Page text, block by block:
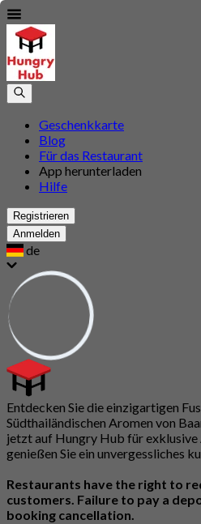
Geschenkkarte
Blog
Für das Restaurant
App herunterladen
Hilfe
Registrieren
Anmelden
de
Entdecken Sie die einzigartigen
Südthailändischen Aromen von
jetzt auf Hungry Hub für
genießen Sie ein unvergessliches
Restaurants have the right to
customers. Failure to pay a
booking cancellation.